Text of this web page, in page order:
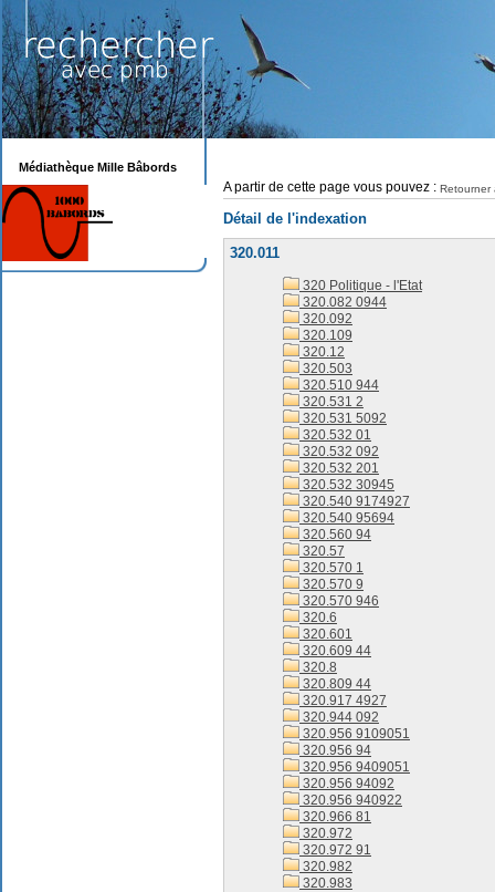
A partir de cette page vous pouvez : Retourner
Détail de l'indexation
320.011
320 Politique - l'Etat
320.082 0944
320.092
320.109
320.12
320.503
320.510 944
320.531 2
320.531 5092
320.532 01
320.532 092
320.532 201
320.532 30945
320.540 9174927
320.540 95694
320.560 94
320.57
320.570 1
320.570 9
320.570 946
320.6
320.601
320.609 44
320.8
320.809 44
320.917 4927
320.944 092
320.956 9109051
320.956 94
320.956 9409051
320.956 94092
320.956 940922
320.966 81
320.972
320.972 91
320.982
320.983
Médiathèque Mille Bâbords